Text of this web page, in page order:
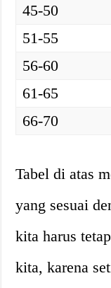
45-50
51-55
56-60
61-65
66-70
Tabel di atas
yang sesuai
kita harus
kita, karena